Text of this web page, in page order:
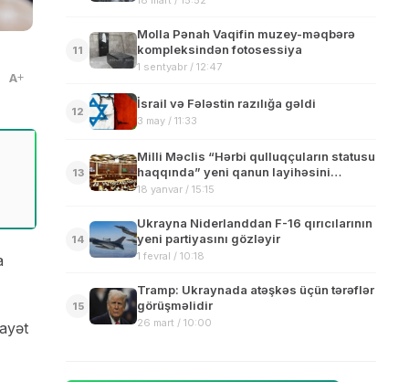
A
11
Molla Pənah Vaqifin muzey-məqbərə
kompleksindən fotosessiya
1 sentyabr / 12:47
12
İsrail və Fələstin razılığa gəldi
3 may / 11:33
13
Milli Məclis “Hərbi qulluqçuların statusu
haqqında” yeni qanun layihəsini
müzakirəyə çıxarır
18 yanvar / 15:15
14
Ukrayna Niderlanddan F-16 qırıcılarının
yeni partiyasını gözləyir
1 fevral / 10:18
15
Tramp: Ukraynada atəşkəs üçün tərəflər
görüşməlidir
26 mart / 10:00